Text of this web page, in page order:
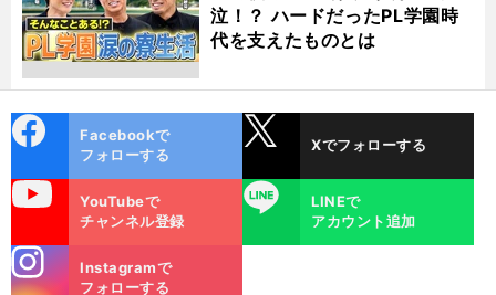
泣！？ ハードだったPL学園時
代を支えたものとは
ok
Facebookで
フォローする
Xでフォローする
YouTubeで
チャンネル登録
LINE
LINEで
アカウント追加
m
Instagramで
フォローする